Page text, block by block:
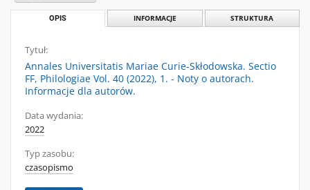
OPIS INFORMACJE STRUKTURA
Tytuł:
Annales Universitatis Mariae Curie-Skłodowska. Sectio
FF, Philologiae Vol. 40 (2022), 1. - Noty o autorach.
Informacje dla autorów.
Data wydania:
2022
Typ zasobu:
czasopismo